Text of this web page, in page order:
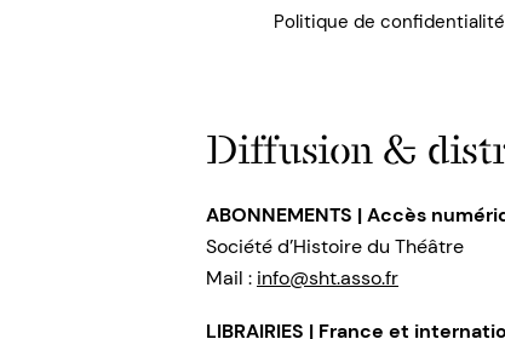
Politique de confidentialité
Diffusion &
ABONNEMENTS | Accès
Société d’Histoire du Théâtre
Mail : info@sht.asso.fr
LIBRAIRIES | France et